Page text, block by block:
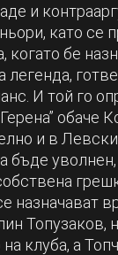
и
като
бе
И той го
и в
бъде
назначават
клуба, а